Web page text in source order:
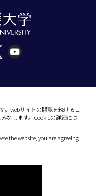
。webサイトの閲覧を続けるこ
なします。Cookieの詳細につ
the website, you are agreeing
790-